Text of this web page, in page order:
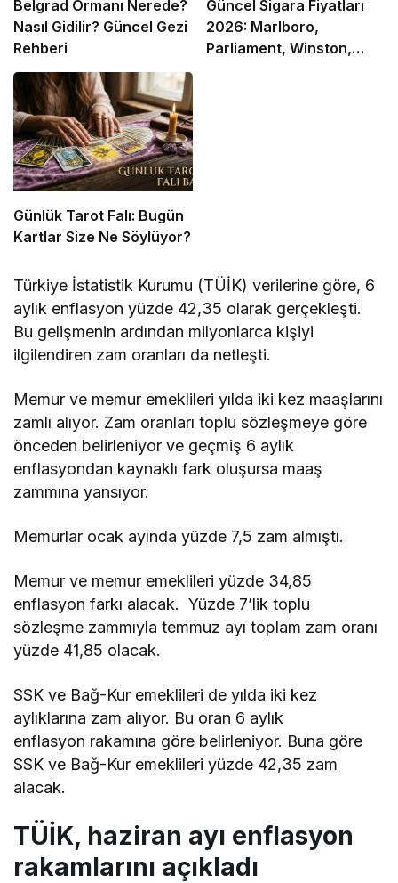
Belgrad Ormanı Nerede?
Nasıl Gidilir? Güncel Gezi
Rehberi
Güncel Sigara Fiyatları
2026: Marlboro,
Parliament, Winston,
Günlük Tarot Falı: Bugün
Kartlar Size Ne Söylüyor?
Türkiye İstatistik Kurumu (TÜİK) verilerine göre, 6
aylık enflasyon yüzde 42,35 olarak gerçekleşti.
Bu gelişmenin ardından milyonlarca kişiyi
ilgilendiren zam oranları da netleşti.
Memur ve memur emeklileri yılda iki kez maaşlarını
zamlı alıyor. Zam oranları toplu sözleşmeye göre
önceden belirleniyor ve geçmiş 6 aylık
enflasyondan kaynaklı fark oluşursa maaş
zammına yansıyor.
Memurlar ocak ayında yüzde 7,5 zam almıştı.
Memur ve memur emeklileri yüzde 34,85
enflasyon farkı alacak. Yüzde 7’lik toplu
sözleşme zammıyla temmuz ayı toplam zam oranı
yüzde 41,85 olacak.
SSK ve Bağ-Kur emeklileri de yılda iki kez
aylıklarına zam alıyor. Bu oran 6 aylık
enflasyon rakamına göre belirleniyor. Buna göre
SSK ve Bağ-Kur emeklileri yüzde 42,35 zam
alacak.
TÜİK, haziran ayı enflasyon
rakamlarını açıkladı